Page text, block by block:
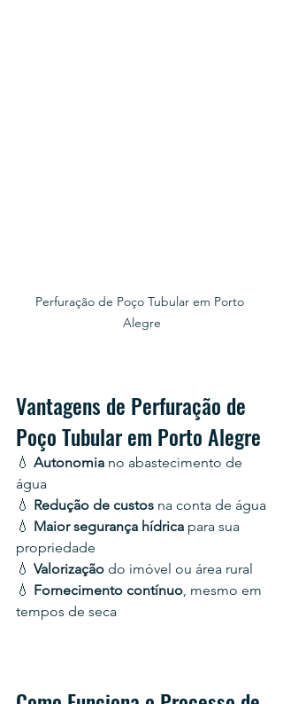
Perfuração de Poço Tubular em Porto
Alegre
Vantagens de Perfuração de
Poço Tubular em Porto Alegre
💧 Autonomia no abastecimento de
água
💧 Redução de custos na conta de água
💧 Maior segurança hídrica para sua
propriedade
💧 Valorização do imóvel ou área rural
💧 Fornecimento contínuo, mesmo em
tempos de seca